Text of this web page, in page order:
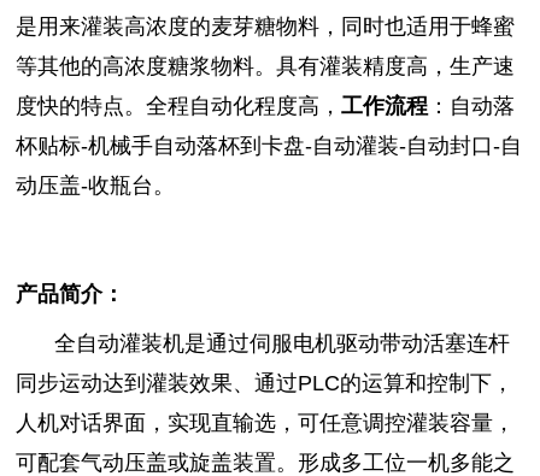
是用来灌装高浓度的麦芽糖物料，同时也适用于蜂蜜
等其他的高浓度糖浆物料。具有灌装精度高，生产速
度快的特点。全程自动化程度高，工作流程 ：自动落
杯贴标-机械手自动落杯到卡盘-自动灌装-自动封口-自
动压盖-收瓶台。
产品简介：
全自动灌装机是通过伺服电机驱动带动活塞连杆
同步运动达到灌装效果、通过PLC的运算和控制下，
人机对话界面，实现直输选，可任意调控灌装容量，
可配套气动压盖或旋盖装置。形成多工位一机多能之